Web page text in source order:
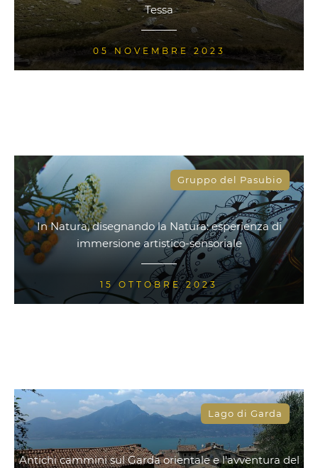
Tessa
05 NOVEMBRE 2023
Gruppo del Pasubio
In Natura, disegnando la Natura: esperienza di
immersione artistico-sensoriale
15 OTTOBRE 2023
Lago di Garda
Antichi cammini sul Garda orientale e l'avventura del